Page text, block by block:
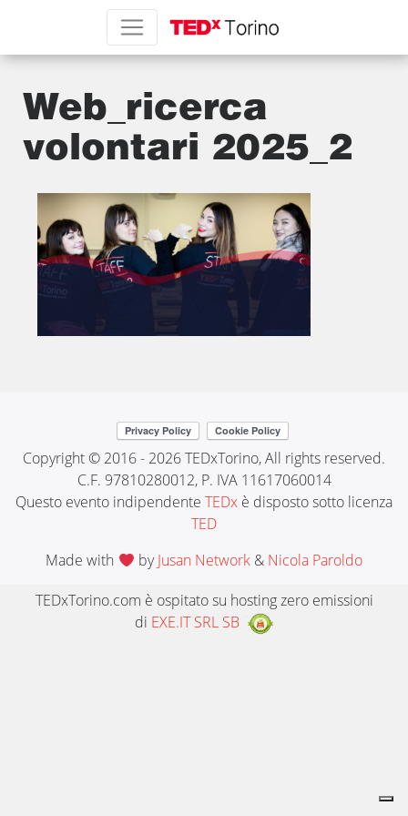
Web_ricerca
volontari 2025_2
Copyright © 2016 - 2026 TEDxTorino, All rights reserved.
C.F. 97810280012, P. IVA 11617060014
Questo evento indipendente TEDx è disposto sotto licenza
TED
Made with
byJusan Network& Nicola Paroldo
TEDxTorino.com è ospitato su hosting zero emissioni
di EXE.IT SRL SB